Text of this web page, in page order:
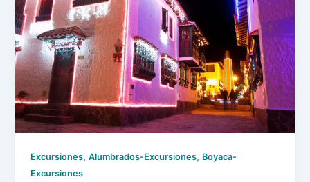
Excursiones,Alumbrados-Excursiones, Boyaca-
Excursiones